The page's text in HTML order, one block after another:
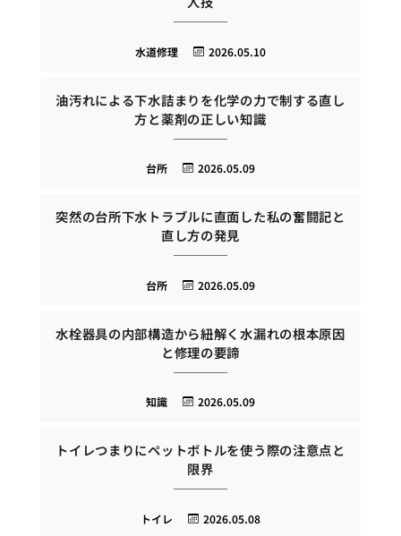
2026.05.10
水道修理
油汚れによる下水詰まりを化学の力で制する直し
方と薬剤の正しい知識
2026.05.09
台所
突然の台所下水トラブルに直面した私の奮闘記と
直し方の発見
2026.05.09
台所
水栓器具の内部構造から紐解く水漏れの根本原因
と修理の要諦
2026.05.09
知識
トイレつまりにペットボトルを使う際の注意点と
限界
2026.05.08
トイレ